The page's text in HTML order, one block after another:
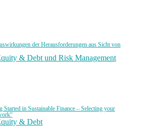
der Herausforderungen aus Sicht von
& Debt und Risk Management
in Sustainable Finance – Selecting your
& Debt